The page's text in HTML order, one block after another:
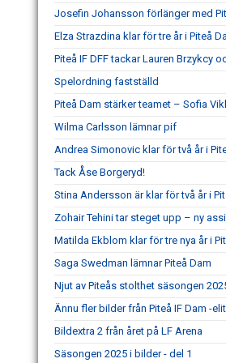
Josefin Johansson förlänger med
Elza Strazdina klar för tre år i Piteå
Piteå IF DFF tackar Lauren Brzykcy
Spelordning fastställd
Piteå Dam stärker teamet – Sofia
Wilma Carlsson lämnar pif
Andrea Simonovic klar för två år i
Tack Åse Borgeryd!
Stina Andersson är klar för två år i
Zohair Tehini tar steget upp – ny
Matilda Ekblom klar för tre nya år i
Saga Swedman lämnar Piteå Dam
Njut av Piteås stolthet säsongen
Ännu fler bilder från Piteå IF Dam -
Bildextra 2 från året på LF Arena
Säsongen 2025 i bilder - del 1